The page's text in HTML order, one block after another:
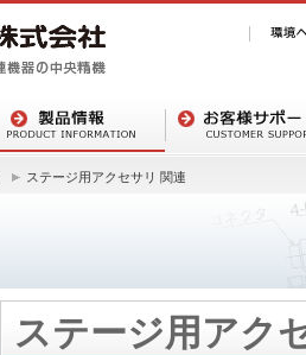
ステージ用アクセサリ 関連
ステージ用アク